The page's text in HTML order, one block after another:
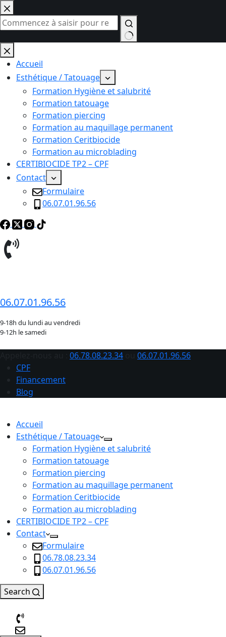
Passer
au
contenu
Aucun
résultatAccueil
Esthétique / Tatouage
Formation Hygiène et salubrité
Formation tatouage
Formation piercing
Formation au maquillage permanent
Formation Ceritbiocide
Formation au microblading
CERTIBIOCIDE TP2 – CPF
Contact
Formulaire
06.07.01.96.56
06.07.01.96.56
9-18h du lundi au vendredi
9-12h le samedi
06.78.08.23.34
06.07.01.96.56
CPF
Financement
Blog
Accueil
Esthétique / Tatouage
Formation Hygiène et salubrité
Formation tatouage
Formation piercing
Formation au maquillage permanent
Formation Ceritbiocide
Formation au microblading
CERTIBIOCIDE TP2 – CPF
Contact
Formulaire
06.78.08.23.34
06.07.01.96.56
Search